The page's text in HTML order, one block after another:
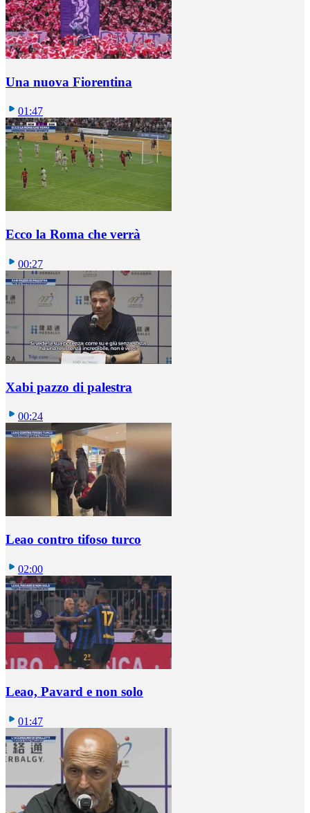
Una nuova Fiorentina
01:47
Ecco la Roma che verrà
00:27
Xabi pazzo di palestra
00:24
Leao contro tifoso turco
02:00
Leao, Pavard e non solo
01:47